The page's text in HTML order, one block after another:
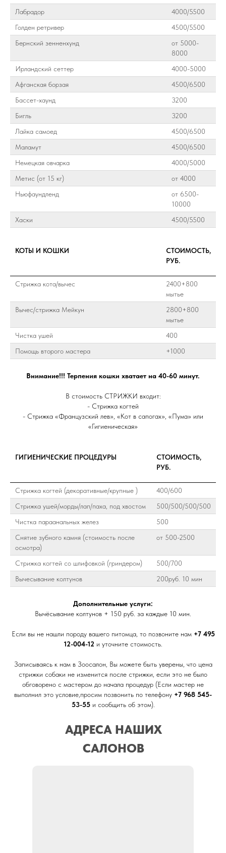
Лабрадор
4000/5500
Голден ретривер
4500/5500
Бернский зенненхунд
от 5000-
8000
Ирландский сеттер
4000-5000
Афганская борзая
4500/6500
Бассет-хаунд
3200
Бигль
3200
Лайка самоед
4500/6500
Маламут
4500/6500
Немецкая овчарка
4000/5000
Метис (от 15 кг)
от 4000
Ньюфаундленд
от 6500-
10000
Хаски
4500/5500
КОТЫ И КОШКИ
СТОИМОСТЬ,
РУБ.
Стрижка кота/вычес
2400+800
мытье
Вычес/стрижка Мейкун
2800+800
мытье
Чистка ушей
400
Помощь второго мастера
+1000
Внимание!!! Терпения кошки хватает на 40-60 минут.
В стоимость СТРИЖКИ входит:
- Стрижка когтей
- Стрижка «Французский лев», «Кот в сапогах», «Пума» или
«Гигиеническая»
ГИГИЕНИЧЕСКИЕ ПРОЦЕДУРЫ
СТОИМОСТЬ,
РУБ.
Стрижка когтей (декоративные/крупные )
400/600
Стрижка ушей/морды/лап/паха, под хвостом
500/500/500/500
Чистка параанальных желез
500
Снятие зубного камня (стоимость после
осмотра)
от 500-2500
Стрижка когтей со шлифовкой (гриндером)
500/700
Вычесывание колтунов
200руб. 10 мин
Дополнительные услуги:
Вычёсывание колтунов + 150 руб. за каждые 10 мин.
Если вы не нашли породу вашего питомца, то позвоните нам +7 495
12-004-12 и уточните стоимость.
Записываясь к нам в Зоосалон, Вы можете быть уверены, что цена
стрижки собаки не изменится после стрижки, если это не было
обговорено с мастером до начала процедур (Если мастер не
выполнил это условие,просим позвонить по телефону +7 968 545-
53-55и сообщить об этом).
АДРЕСА НАШИХ
САЛОНОВ